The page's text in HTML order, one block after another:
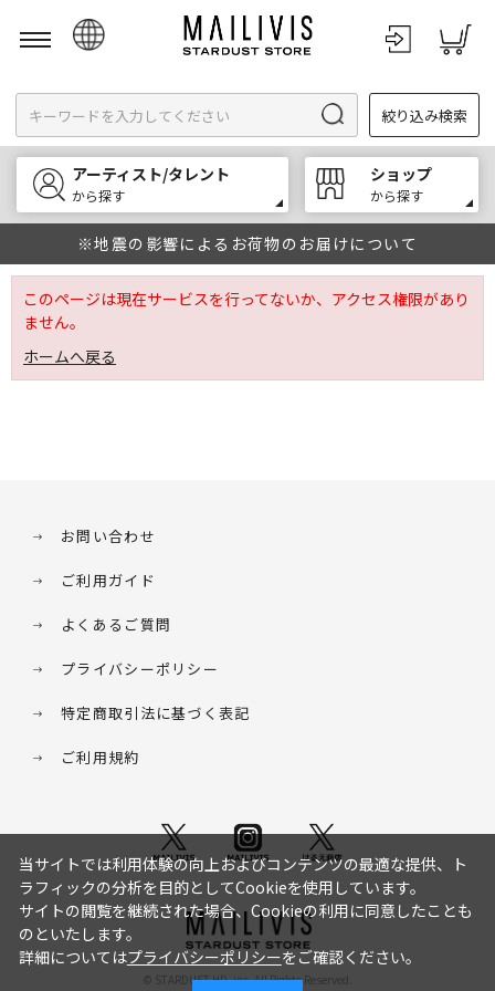
English
한국어
中文
絞り込み検索
アーティスト/タレント
から探す
ショップ
から探す
※地震の影響によるお荷物のお届けについて
このページは現在サービスを行ってないか、アクセス権限があり
ません。
ホームへ戻る
お問い合わせ
ご利用ガイド
よくあるご質問
プライバシーポリシー
特定商取引法に基づく表記
ご利用規約
© STARDUST HD. inc. All Rights Reserved.
当サイトでは利用体験の向上およびコンテンツの最適な提供、ト
ラフィックの分析を目的としてCookieを使用しています。
サイトの閲覧を継続された場合、Cookieの利用に同意したことも
のといたします。
詳細についてはプライバシーポリシーをご確認ください。